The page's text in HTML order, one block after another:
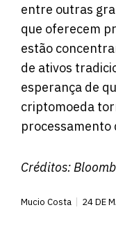
entre outras
que oferecem
estão
de ativos
esperança de
criptomoeda
processamento
Créditos:
Mucio Costa 24 DE